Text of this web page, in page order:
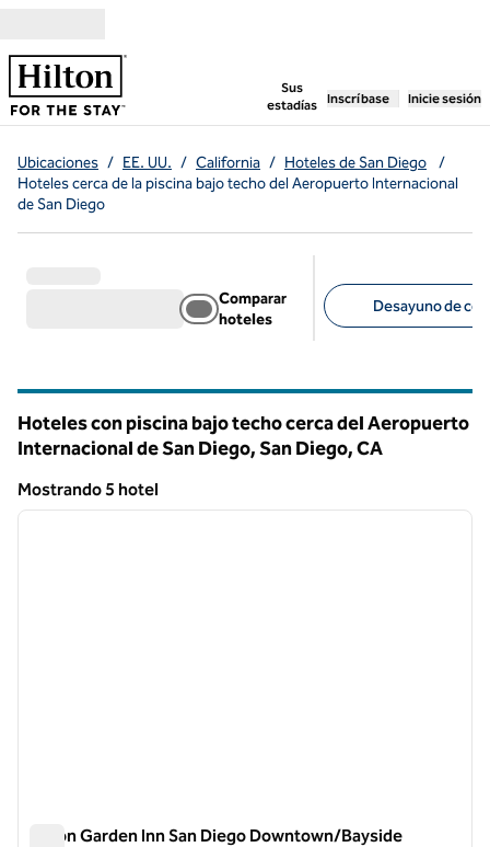
Sus
estadías
, abre una pestaña
Inscríbase Inicie sesión
Ubicaciones / EE. UU. / California / Hoteles de San Diego
/
Hoteles cerca de la piscina bajo techo del Aeropuerto Internacional
de San Diego
Comparar
hoteles
Desayuno de
Hoteles con piscina bajo techo cerca del Aeropuerto
Internacional de San Diego, San Diego,CA
Mostrando 5 hotel
Mostrando 5 hotel
1 de 12
Hilton Garden Inn San Diego Downtown/Bayside